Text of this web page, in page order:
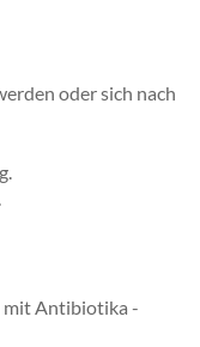
oder sich nach
mit Antibiotika -